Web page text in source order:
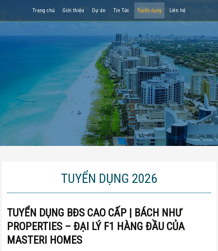
Trang chủ Giới thiệu Dự án Tin Tức Tuyển dụng Liên hệ
TUYỂN DỤNG 2026
TUYỂN DỤNG BĐS CAO CẤP | BÁCH NHƯ
PROPERTIES – ĐẠI LÝ F1 HÀNG ĐẦU CỦA
MASTERI HOMES